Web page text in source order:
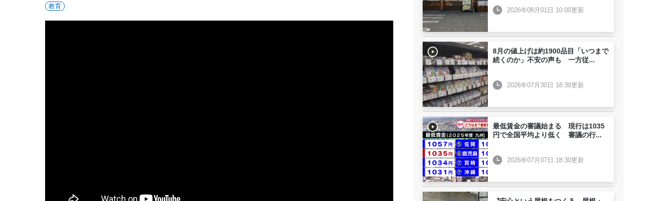
教育
2026年08月01日 10:00更新
8月の値上げは約1900品目「いつまで
続くのか」不安の声も 一方従...
2026年07月30日 18:30更新
最低賃金の審議始まる 現行は1035
円で全国平均より低く 審議の行...
2026年07月07日 18:30更新